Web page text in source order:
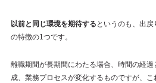
以前と同じ環境を期待する というのも、出
の特徴の1つです。
離職期間が長期間にわたる場合、時間の経
成、業務プロセスが変化するものですが、